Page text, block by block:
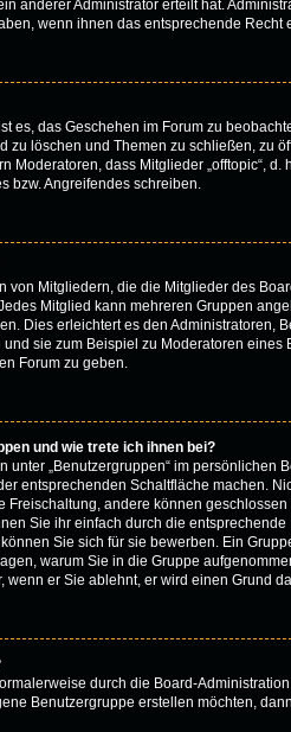
anderer Administrator erteilt hat.
wenn ihnen das entsprechende Recht
es, das Geschehen im Forum zu
zu löschen und Themen zu schließen, zu
Moderatoren, dass Mitglieder „offtopic“, d.
bzw. Angreifendes schreiben.
von Mitgliedern, die die Mitglieder des
Mitglied kann mehreren Gruppen
Dies erleichtert es den Administratoren,
sie zum Beispiel zu Moderatoren eines
Forum zu geben.
und wie trete ich ihnen bei?
unter „Benutzergruppen“ im persönlichen
entsprechenden Schaltfläche machen.
Freischaltung, andere können
Sie ihr einfach durch die
Sie sich für sie bewerben. Ein
warum Sie in die Gruppe
wenn er Sie ablehnt, er wird einen Grund
durch die Board-
Benutzergruppe erstellen möchten,